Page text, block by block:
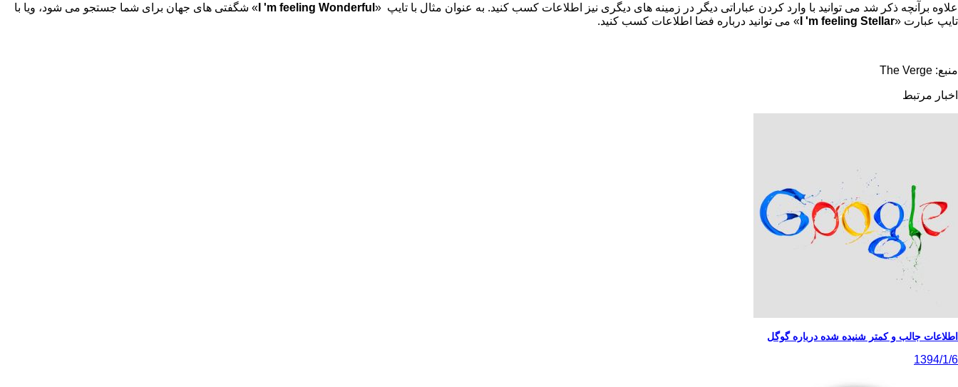
علاوه برآنچه ذکر شد می توانید با وارد کردن عباراتی دیگر در زمینه های دیگری نیز اطلاعات کسب کنید. به عنوان مثال با تایپ « I 'm feeling Wonderful »
شگفتی های جهان برای شما جستجو می شود، ویا با
تایپ عبارت
« I 'm feeling Stellar» می توانید درباره فضا اطلاعات کسب کنید.
منبع: The Verge
اخبار مرتبط
اطلاعات جالب و کمتر شنیده شده درباره گوگل
1394/1/6